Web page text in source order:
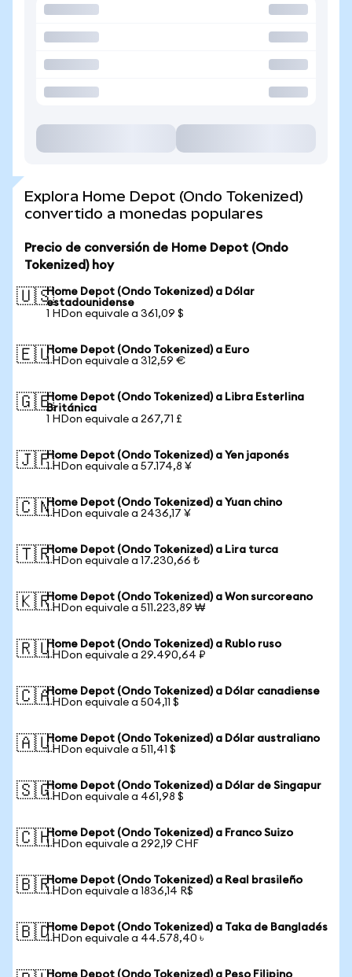
Explora Home Depot (Ondo Tokenized)
convertido a monedas populares
Precio de conversión de Home Depot (Ondo
Tokenized) hoy
🇺🇸Home Depot (Ondo Tokenized) a Dólar
estadounidense
1 HDon equivale a 361,09 $
🇪🇺Home Depot (Ondo Tokenized) a Euro
1 HDon equivale a 312,59 €
🇬🇧Home Depot (Ondo Tokenized) a Libra Esterlina
Británica
1 HDon equivale a 267,71 £
🇯🇵Home Depot (Ondo Tokenized) a Yen japonés
1 HDon equivale a 57.174,8 ¥
🇨🇳Home Depot (Ondo Tokenized) a Yuan chino
1 HDon equivale a 2436,17 ¥
🇹🇷Home Depot (Ondo Tokenized) a Lira turca
1 HDon equivale a 17.230,66 ₺
🇰🇷Home Depot (Ondo Tokenized) a Won surcoreano
1 HDon equivale a 511.223,89 ₩
🇷🇺Home Depot (Ondo Tokenized) a Rublo ruso
1 HDon equivale a 29.490,64 ₽
🇨🇦Home Depot (Ondo Tokenized) a Dólar canadiense
1 HDon equivale a 504,11 $
🇦🇺Home Depot (Ondo Tokenized) a Dólar australiano
1 HDon equivale a 511,41 $
🇸🇬Home Depot (Ondo Tokenized) a Dólar de Singapur
1 HDon equivale a 461,98 $
🇨🇭Home Depot (Ondo Tokenized) a Franco Suizo
1 HDon equivale a 292,19 CHF
🇧🇷Home Depot (Ondo Tokenized) a Real brasileño
1 HDon equivale a 1836,14 R$
🇧🇩Home Depot (Ondo Tokenized) a Taka de Bangladés
1 HDon equivale a 44.578,40 ৳
Home Depot (Ondo Tokenized) a Peso Filipino